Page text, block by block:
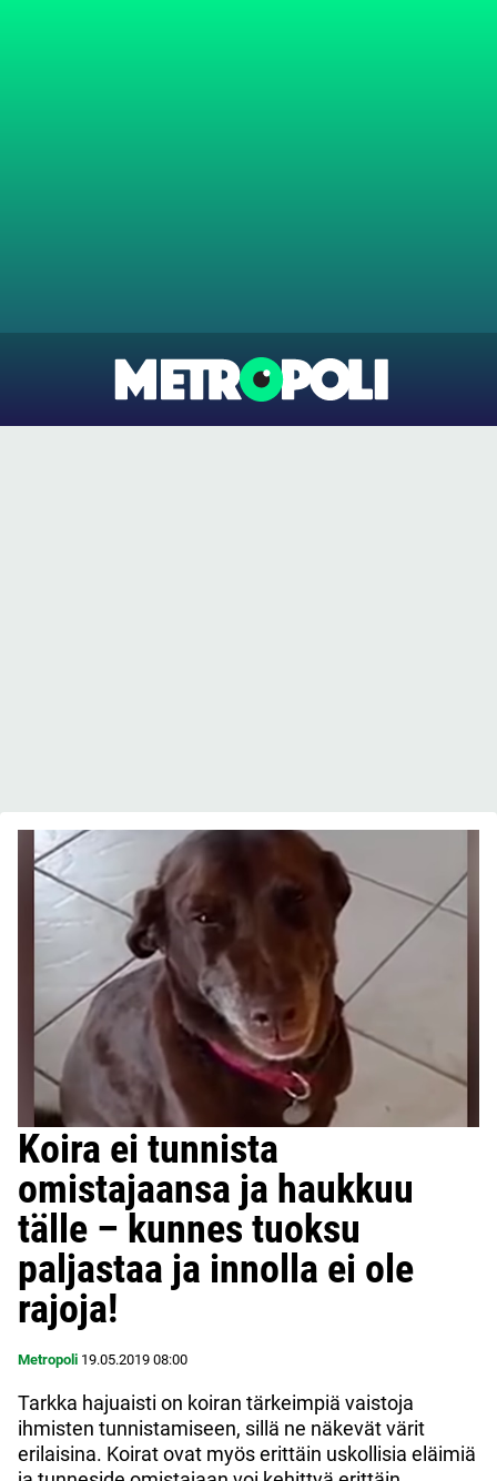
Koira ei tunnista
omistajaansa ja haukkuu
tälle – kunnes tuoksu
paljastaa ja innolla ei ole
rajoja!
Metropoli 19.05.2019 08:00
Tarkka hajuaisti on koiran tärkeimpiä vaistoja
ihmisten tunnistamiseen, sillä ne näkevät värit
erilaisina. Koirat ovat myös erittäin uskollisia eläimiä